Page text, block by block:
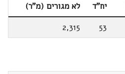
יח"ד
לא מגורים (מ"ר)
53
2,315